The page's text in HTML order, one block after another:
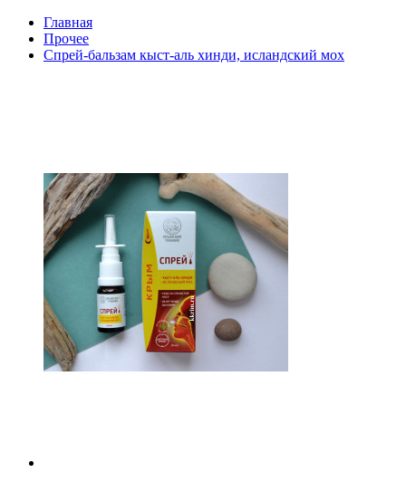
Главная
Прочее
Спрей-бальзам кыст-аль хинди, исландский мох